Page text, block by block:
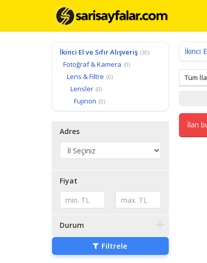
İkinci El ve Sıfır Alışveriş (30)
Fotoğraf & Kamera (0)
Lens & Filtre (0)
Lensler (0)
Fujinon (0)
Adres
Fiyat
Durum
Filtrele
İkinci
Tüm
İlan